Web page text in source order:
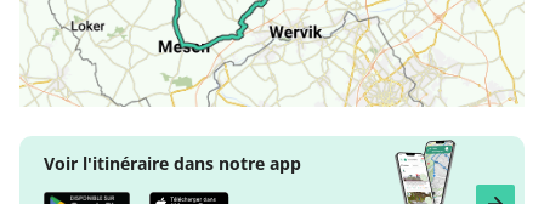
Voir l'itinéraire dans notre app